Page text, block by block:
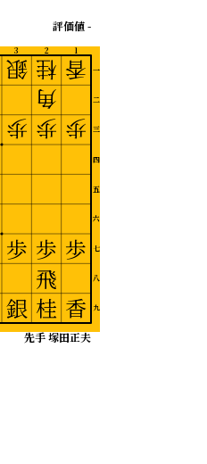
1
2
3
一
二
三
四
五
六
七
八
九
先手 塚田正夫
評価値 -
香
歩
歩
香
桂
角
歩
歩
飛
桂
銀
歩
歩
銀